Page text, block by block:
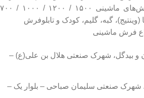
2- تولیدکننده انواع فرش‌های ماشینی ۱۵۰۰ / ۱۲۰۰ / ۱۰۰۰ / ۷۰۰
گبه، گلیم، کودک و تابلوفرش
و بیدگل، شهرک صنعتی هلال بن علی(ع) –
شهرک صنعتی سلیمان صباحی – بلوار یک –